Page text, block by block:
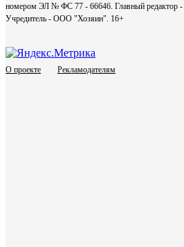
номером ЭЛ № ФС 77 - 66646. Главный редактор -
Учредитель - ООО "Хозяин". 16+
О проекте Рекламодателям